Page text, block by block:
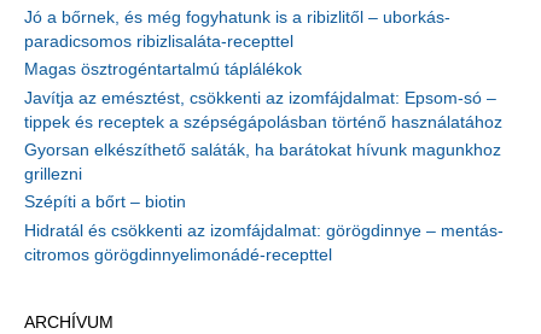
Jó a bőrnek, és még fogyhatunk is a ribizlitől – uborkás-
paradicsomos ribizlisaláta-recepttel
Magas ösztrogéntartalmú táplálékok
Javítja az emésztést, csökkenti az izomfájdalmat: Epsom-só –
tippek és receptek a szépségápolásban történő használatához
Gyorsan elkészíthető saláták, ha barátokat hívunk magunkhoz
grillezni
Szépíti a bőrt – biotin
Hidratál és csökkenti az izomfájdalmat: görögdinnye – mentás-
citromos görögdinnyelimonádé-recepttel
ARCHÍVUM